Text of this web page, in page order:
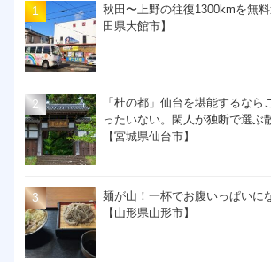
秋田〜上野の往復1300kmを無
田県大館市】
「杜の都」仙台を堪能するなら
ったいない。閑人が独断で選ぶ
【宮城県仙台市】
麺が山！一杯でお腹いっぱいに
【山形県山形市】